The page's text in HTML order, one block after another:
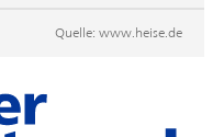
Quelle: www.heise.de